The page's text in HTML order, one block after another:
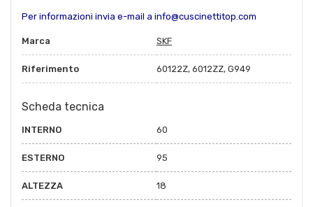
Per informazioni invia e-mail a info@cuscinettitop.com
Marca SKF
Riferimento 60122Z, 6012ZZ, G949
Scheda tecnica
INTERNO 60
ESTERNO 95
ALTEZZA 18